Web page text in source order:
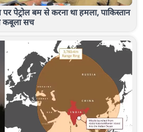
पेट्रोल बम से करना था हमला, पाकिस्तान
कबूला सच